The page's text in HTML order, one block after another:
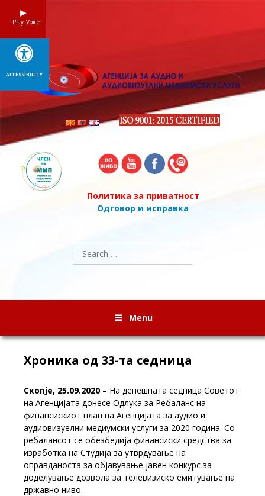
Политика за приватност
Одговор и исправка
Search
for:
Menu
Хроника од 33-та седница
Скопје, 25.09.2020 – На денешната седница Советот
на Агенцијата донесе Одлука за Ребаланс на
финансискиот план на Агенцијата за аудио и
аудиовизуелни медиумски услуги за 2020 година. Со
ребалансот се обезбедија финансиски средства за
изработка на Студија за утврдување на
оправданоста за објавување јавен конкурс за
доделување дозвола за телевизиско емитување на
државно ниво.
Play_Voice
ACCESSIBILITY